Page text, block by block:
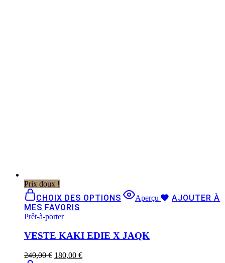
Prix doux !
CHOIX DES OPTIONS Aperçu
AJOUTER À
MES FAVORIS
Prêt-à-porter
VESTE KAKI EDIE X JAQK
240,00€ 180,00 €